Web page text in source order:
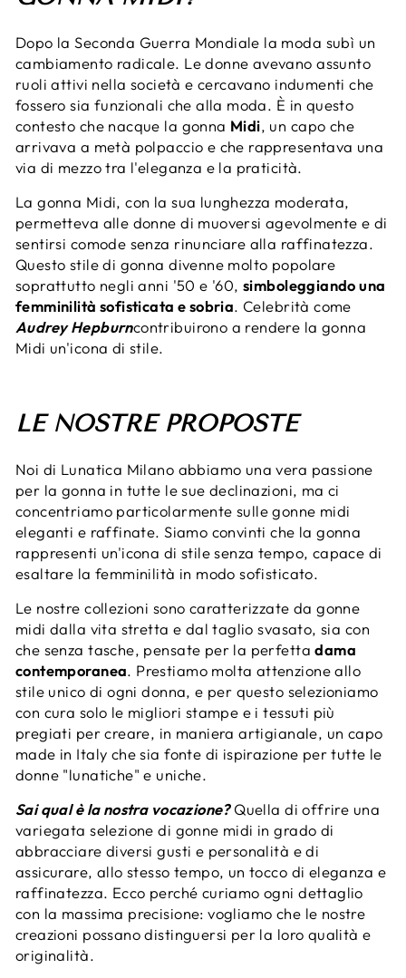
Dopo la Seconda Guerra Mondiale la moda subì un
cambiamento radicale. Le donne avevano assunto
ruoli attivi nella società e cercavano indumenti che
fossero sia funzionali che alla moda. È in questo
contesto che nacque la gonna Midi, un capo che
arrivava a metà polpaccio e che rappresentava una
via di mezzo tra l'eleganza e la praticità.
La gonna Midi, con la sua lunghezza moderata,
permetteva alle donne di muoversi agevolmente e di
sentirsi comode senza rinunciare alla raffinatezza.
Questo stile di gonna divenne molto popolare
soprattutto negli anni '50 e '60,simboleggiando una
femminilità sofisticata e sobria. Celebrità come
Audrey Hepburncontribuirono a rendere la gonna
Midi un'icona di stile.
LE NOSTRE PROPOSTE
Noi di Lunatica Milano abbiamo una vera passione
per la gonna in tutte le sue declinazioni, ma ci
concentriamo particolarmente sulle gonne midi
eleganti e raffinate. Siamo convinti che la gonna
rappresenti un'icona di stile senza tempo, capace di
esaltare la femminilità in modo sofisticato.
Le nostre collezioni sono caratterizzate da gonne
midi dalla vita stretta e dal taglio svasato, sia con
che senza tasche, pensate per la perfettadama
contemporanea. Prestiamo molta attenzione allo
stile unico di ogni donna, e per questo selezioniamo
con cura solo le migliori stampe e i tessuti più
pregiati per creare, in maniera artigianale, un capo
made in Italy che sia fonte di ispirazione per tutte le
donne "lunatiche" e uniche.
Sai qual è la nostra vocazione?Quella di offrire una
variegata selezione di gonne midi in grado di
abbracciare diversi gusti e personalità e di
assicurare, allo stesso tempo, un tocco di eleganza e
raffinatezza. Ecco perché curiamo ogni dettaglio
con la massima precisione: vogliamo che le nostre
creazioni possano distinguersi per la loro qualità e
originalità.